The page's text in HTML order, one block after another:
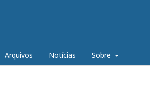
Arquivos Notícias Sobre